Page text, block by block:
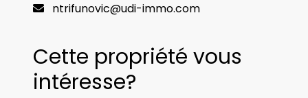
ntrifunovic@udi-immo.com
Cette propriété vous
intéresse?